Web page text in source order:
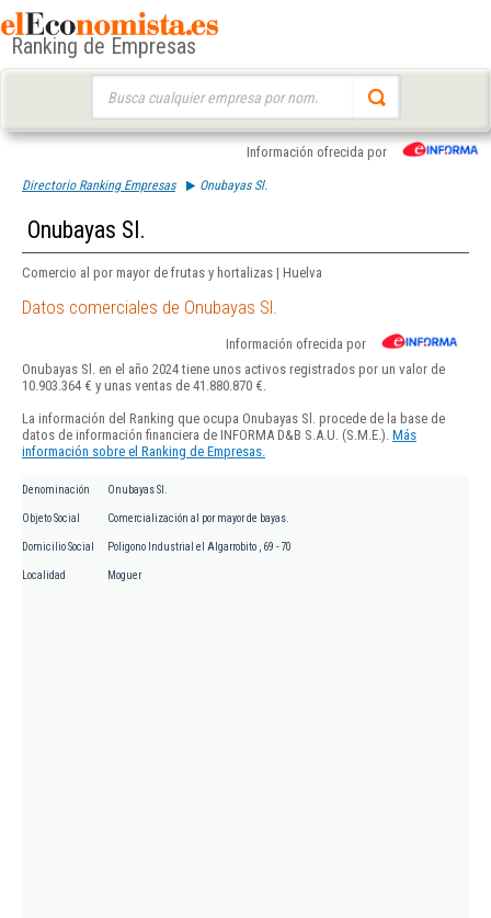
Ranking de Empresas
Información ofrecida por
Directorio Ranking Empresas Onubayas Sl.
Onubayas Sl.
Comercio al por mayor de frutas y hortalizas | Huelva
Datos comerciales de Onubayas Sl.
Información ofrecida por
Onubayas Sl. en el año 2024 tiene unos activos registrados por un valor de
10.903.364 € y unas ventas de 41.880.870 €.
La información del Ranking que ocupa Onubayas Sl. procede de la base de
datos de información financiera de INFORMA D&B S.A.U. (S.M.E.). Más
información sobre el Ranking de Empresas.
Denominación Onubayas Sl.
Objeto Social Comercialización al por mayor de bayas.
Domicilio Social Poligono Industrial el Algarrobito , 69 - 70
Localidad Moguer